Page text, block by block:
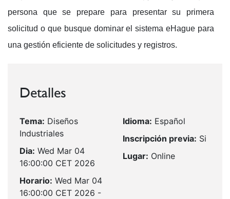
persona que se prepare para presentar su primera
solicitud o que busque dominar el sistema eHague para
una gestión eficiente de solicitudes y registros.
Detalles
Tema: Diseños
Industriales
Dia: Wed Mar 04
16:00:00 CET 2026
Horario: Wed Mar 04
16:00:00 CET 2026 -
Idioma: Español
Inscripción previa: Si
Lugar: Online